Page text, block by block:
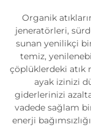
Organik
jeneratörleri,
sunan yenilikçi
temiz,
çöplüklerdeki atık
ayak izinizi
giderlerinizi
vadede sağlam
enerji